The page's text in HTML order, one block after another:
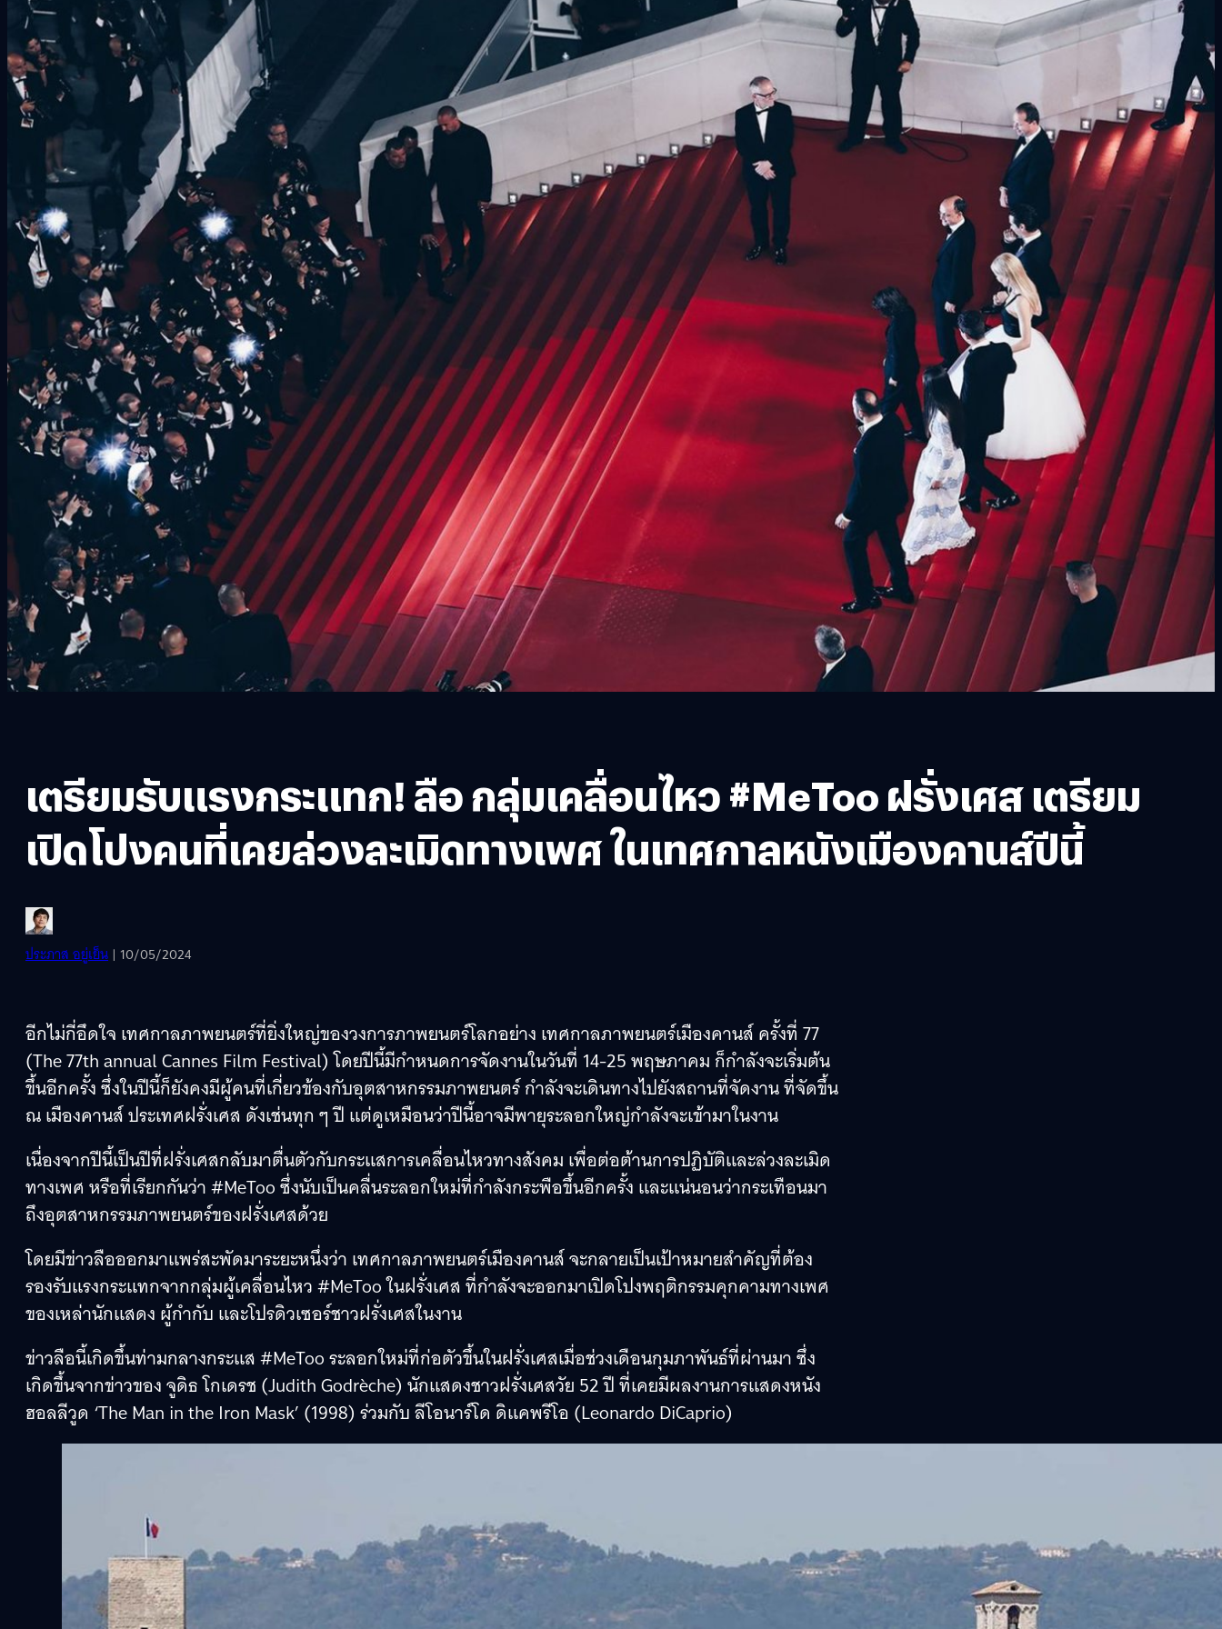
เตรียมรับแรงกระแทก! ลือ กลุ่มเคลื่อนไหว #MeToo ฝรั่งเศส เตรียม
เปิดโปงคนที่เคยล่วงละเมิดทางเพศ ในเทศกาลหนังเมืองคานส์ปีนี้
ประภาส อยู่เย็น | 10/05/2024
อีกไม่กี่อึดใจ เทศกาลภาพยนตร์ที่ยิ่งใหญ่ของวงการภาพยนตร์โลกอย่าง เทศกาลภาพยนตร์เมืองคานส์ ครั้งที่ 77
(The 77th annual Cannes Film Festival) โดยปีนี้มีกำหนดการจัดงานในวันที่ 14-25 พฤษภาคม ก็กำลังจะเริ่มต้น
ขึ้นอีกครั้ง ซึ่งในปีนี้ก็ยังคงมีผู้คนที่เกี่ยวข้องกับอุตสาหกรรมภาพยนตร์ กำลังจะเดินทางไปยังสถานที่จัดงาน ที่จัดขึ้น
ณ เมืองคานส์ ประเทศฝรั่งเศส ดังเช่นทุก ๆ ปี แต่ดูเหมือนว่าปีนี้อาจมีพายุระลอกใหญ่กำลังจะเข้ามาในงาน
เนื่องจากปีนี้เป็นปีที่ฝรั่งเศสกลับมาตื่นตัวกับกระแสการเคลื่อนไหวทางสังคม เพื่อต่อต้านการปฏิบัติและล่วงละเมิด
ทางเพศ หรือที่เรียกกันว่า #MeToo ซึ่งนับเป็นคลื่นระลอกใหม่ที่กำลังกระพือขึ้นอีกครั้ง และแน่นอนว่ากระเทือนมา
ถึงอุตสาหกรรมภาพยนตร์ของฝรั่งเศสด้วย
โดยมีข่าวลือออกมาแพร่สะพัดมาระยะหนึ่งว่า เทศกาลภาพยนตร์เมืองคานส์ จะกลายเป็นเป้าหมายสำคัญที่ต้อง
รองรับแรงกระแทกจากกลุ่มผู้เคลื่อนไหว #MeToo ในฝรั่งเศส ที่กำลังจะออกมาเปิดโปงพฤติกรรมคุกคามทางเพศ
ของเหล่านักแสดง ผู้กำกับ และโปรดิวเซอร์ชาวฝรั่งเศสในงาน
ข่าวลือนี้เกิดขึ้นท่ามกลางกระแส #MeToo ระลอกใหม่ที่ก่อตัวขึ้นในฝรั่งเศสเมื่อช่วงเดือนกุมภาพันธ์ที่ผ่านมา ซึ่ง
เกิดขึ้นจากข่าวของ จูดิธ โกเดรช (Judith Godrèche) นักแสดงชาวฝรั่งเศสวัย 52 ปี ที่เคยมีผลงานการแสดงหนัง
ฮอลลีวูด ‘The Man in the Iron Mask’ (1998) ร่วมกับ ลีโอนาร์โด ดิแคพรีโอ (Leonardo DiCaprio)